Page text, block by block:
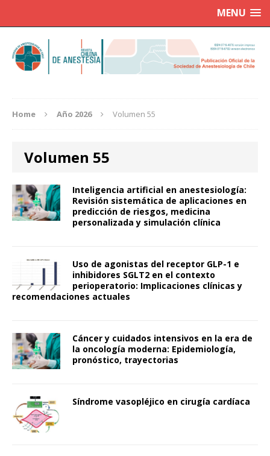
MENU
Home Año 2026 Volumen 55
Volumen 55
Inteligencia artificial en anestesiología:
Revisión sistemática de aplicaciones en
predicción de riesgos, medicina
personalizada y simulación clínica
Uso de agonistas del receptor GLP-1 e
inhibidores SGLT2 en el contexto
perioperatorio: Implicaciones clínicas y
recomendaciones actuales
Cáncer y cuidados intensivos en la era de
la oncología moderna: Epidemiología,
pronóstico, trayectorias
Síndrome vasopléjico en cirugía cardíaca